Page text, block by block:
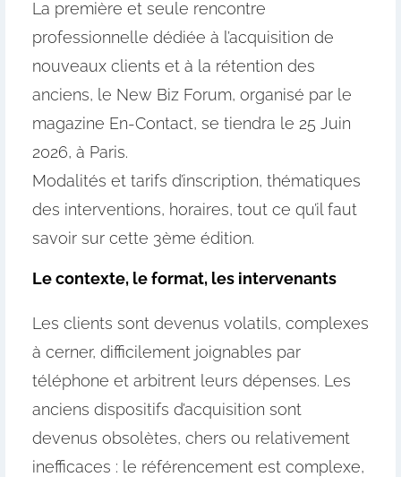
La première et seule rencontre
professionnelle dédiée à l’acquisition de
nouveaux clients et à la rétention des
anciens, le New Biz Forum, organisé par le
magazine En-Contact, se tiendra le 25 Juin
2026, à Paris.
Modalités et tarifs d’inscription, thématiques
des interventions, horaires, tout ce qu’il faut
savoir sur cette 3ème édition.
Le contexte, le format, les intervenants
Les clients sont devenus volatils, complexes
à cerner, difficilement joignables par
téléphone et arbitrent leurs dépenses. Les
anciens dispositifs d’acquisition sont
devenus obsolètes, chers ou relativement
inefficaces : le référencement est complexe,